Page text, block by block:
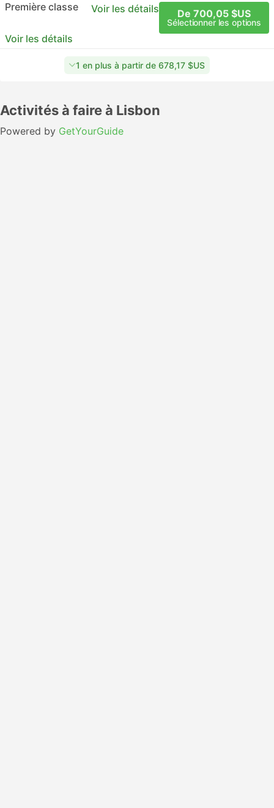
Première classe
Voir les détails De 700,05 $US
Sélectionner les options
Voir les détails
1 en plus à partir de 678,17 $US
Activités à faire à Lisbon
Powered by GetYourGuide